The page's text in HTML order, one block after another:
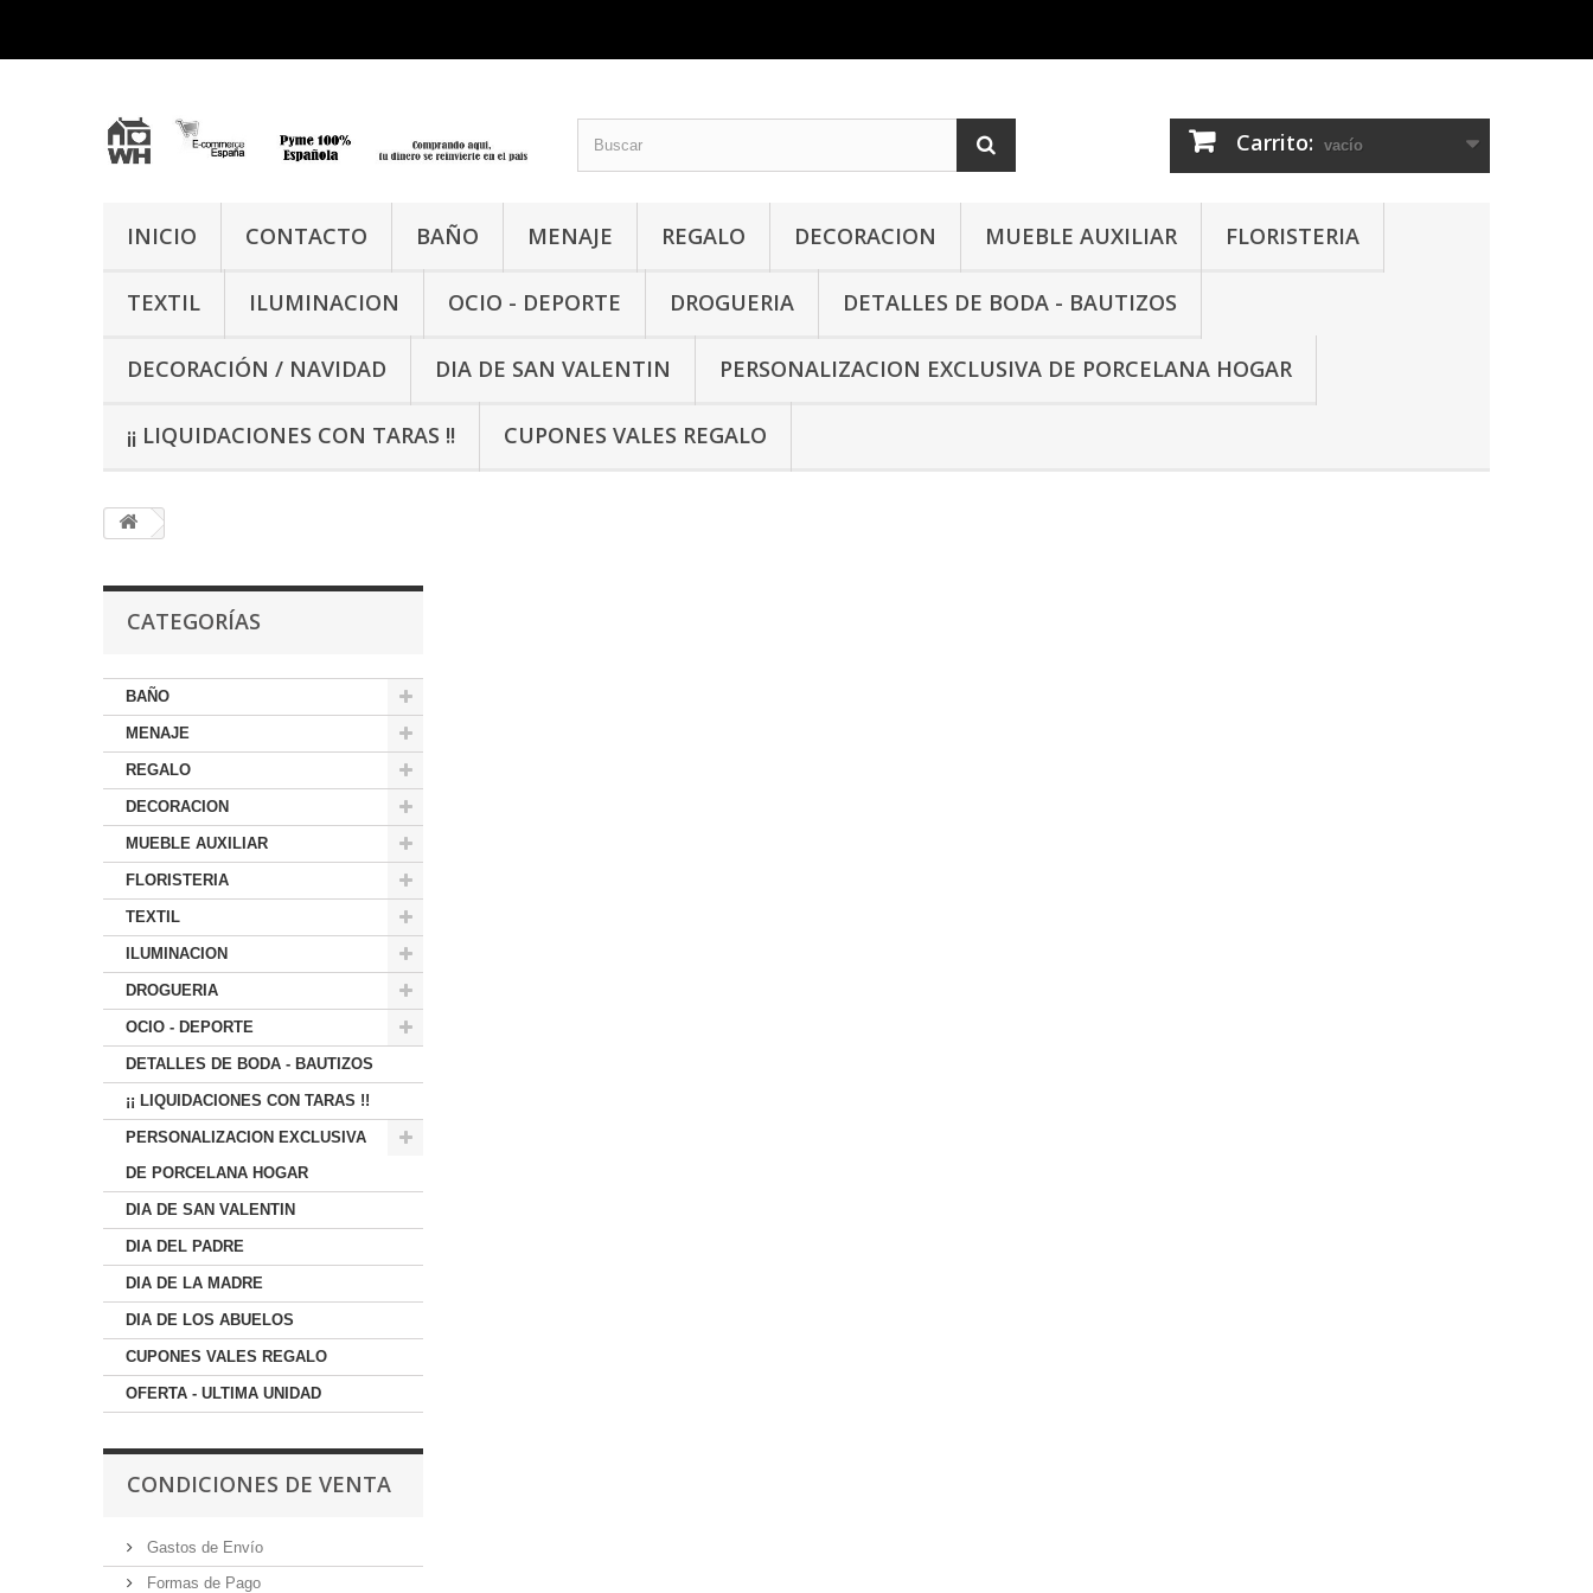
Carrito: vacío
INICIO CONTACTO BAÑO MENAJE REGALO DECORACION MUEBLE AUXILIAR FLORISTERIA
TEXTIL ILUMINACION OCIO - DEPORTE DROGUERIA DETALLES DE BODA - BAUTIZOS
DECORACIÓN / NAVIDAD DIA DE SAN VALENTIN PERSONALIZACION EXCLUSIVA DE PORCELANA HOGAR
¡¡ LIQUIDACIONES CON TARAS !! CUPONES VALES REGALO
CATEGORÍAS
BAÑO
MENAJE
REGALO
DECORACION
MUEBLE AUXILIAR
FLORISTERIA
TEXTIL
ILUMINACION
DROGUERIA
OCIO - DEPORTE
DETALLES DE BODA - BAUTIZOS
¡¡ LIQUIDACIONES CON TARAS !!
PERSONALIZACION EXCLUSIVA
DE PORCELANA HOGAR
DIA DE SAN VALENTIN
DIA DEL PADRE
DIA DE LA MADRE
DIA DE LOS ABUELOS
CUPONES VALES REGALO
OFERTA - ULTIMA UNIDAD
CONDICIONES DE VENTA
Gastos de Envío
Formas de Pago